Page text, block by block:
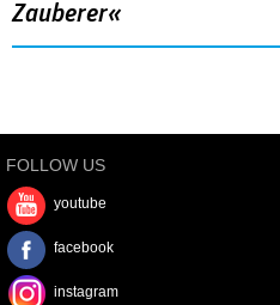
Zauberer«
FOLLOW US
youtube
facebook
instagram